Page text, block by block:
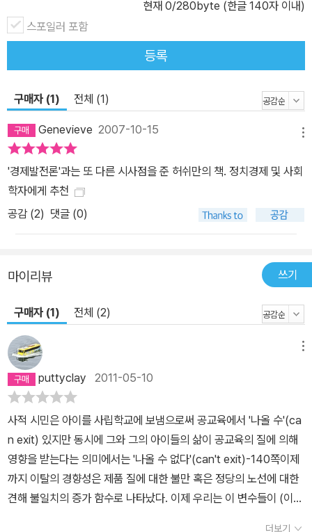
현재 0/280byte (한글 140자 이내)
스포일러 포함
등록
구매자 (1) 전체 (1)
Genevieve 2007-10-15
'경제발전론'과는 또 다른 시사점을 준 허쉬만의 책. 정치경제 및 사회
학자에게 추천
공감 (2) 댓글 (0)
마이리뷰 쓰기
구매자 (1) 전체 (2)
puttyclay 2011-05-10
사적 시민은 아이를 사립학교에 보냄으로써 공교육에서 '나올 수'(ca
n exit) 있지만 동시에 그와 그의 아이들의 삶이 공교육의 질에 의해
영향을 받는다는 의미에서는 '나올 수 없다'(can't exit)-140쪽이제
까지 이탈의 경향성은 제품 질에 대한 불만 혹은 정당의 노선에 대한
견해 불일치의 증가 함수로 나타났다. 이제 우리는 이 변수들이 (이탈
더보기